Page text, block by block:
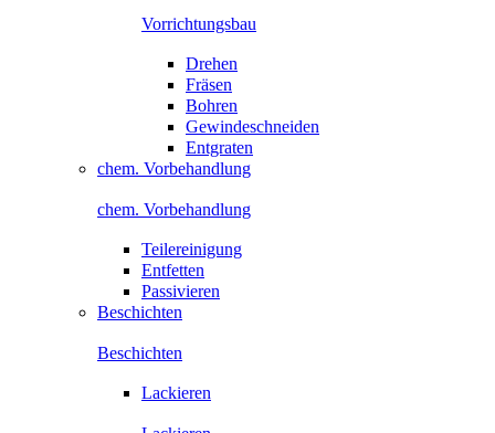
Vorrichtungsbau
Drehen
Fräsen
Bohren
Gewindeschneiden
Entgraten
chem. Vorbehandlung
chem. Vorbehandlung
Teilereinigung
Entfetten
Passivieren
Beschichten
Beschichten
Lackieren